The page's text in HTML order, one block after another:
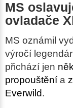
MS
ovladače
MS oznámil
výročí
přichází jen
propouštění a
Everwild.